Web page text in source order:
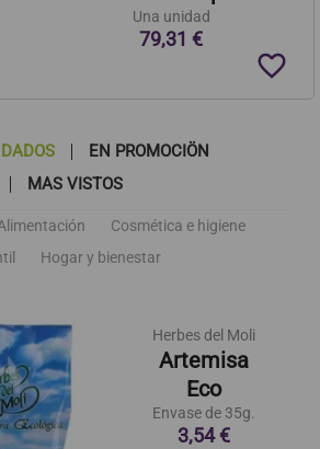
Una unidad
79,31 €
favorite_border
EN PROMOCIÖN
MAS VISTOS
Cosmética e higiene
Hogar y bienestar
Herbes del Moli
Artemisa
Eco
Envase de 35g.
3,54 €